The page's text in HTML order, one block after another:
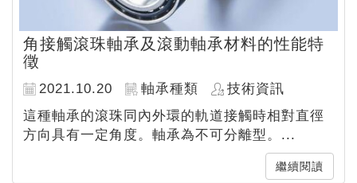
角接觸滾珠軸承及滾動軸承材料的性能特
徵
2021.10.20 軸承種類
技術資訊
這種軸承的滾珠同內外環的軌道接觸時相對直徑
方向具有一定角度。軸承為不可分離型。...
繼續閱讀